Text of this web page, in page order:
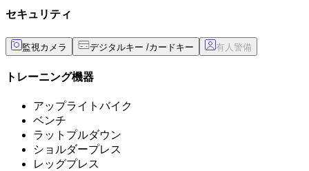
セキュリティ
監視カメラ デジタルキー /カードキー
トレーニング機器
アップライトバイク
ベンチ
ラットプルダウン
ショルダープレス
レッグプレス